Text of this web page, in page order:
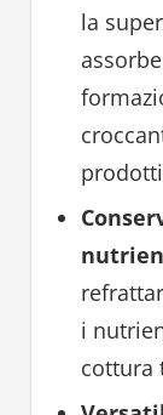
la
i
cottura